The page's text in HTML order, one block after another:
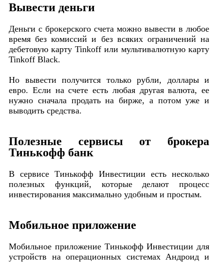
Вывести деньги
Деньги с брокерского счета можно вывести в любое
время без комиссий и без всяких ограничений на
дебетовую карту Tinkoff или мультивалютную карту
Tinkoff Black.
Но вывести получится только рубли, доллары и
евро. Если на счете есть любая другая валюта, ее
нужно сначала продать на бирже, а потом уже и
выводить средства.
Полезные сервисы от брокера
Тинькофф банк
В сервисе Тинькофф Инвестиции есть несколько
полезных функций, которые делают процесс
инвестирования максимально удобным и простым.
Мобильное приложение
Мобильное приложение Тинькофф Инвестиции для
устройств на операционных системах Андроид и